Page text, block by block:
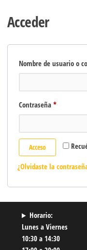
Acceder
Nombre de usuario o
Contraseña *Obligatorio
Acceso
¿Olvidaste la
Horario:
Lunes a Viernes
10:30 a 14:30